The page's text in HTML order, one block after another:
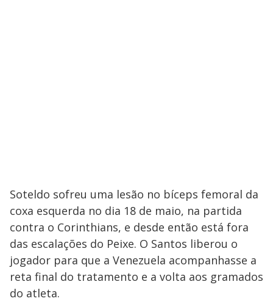
Soteldo sofreu uma lesão no bíceps femoral da
coxa esquerda no dia 18 de maio, na partida
contra o Corinthians, e desde então está fora
das escalações do Peixe. O Santos liberou o
jogador para que a Venezuela acompanhasse a
reta final do tratamento e a volta aos gramados
do atleta.